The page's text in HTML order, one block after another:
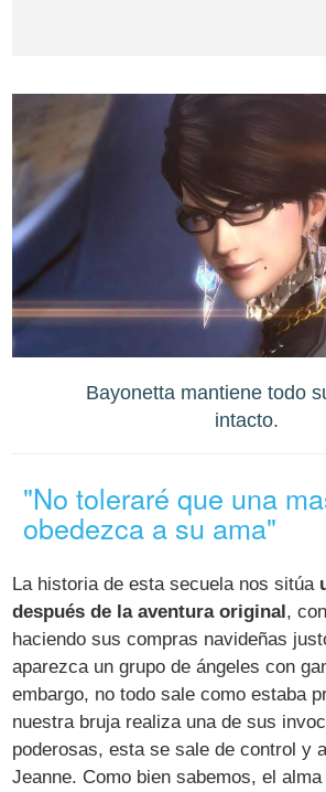
Bayonetta mantiene todo
intacto.
"No toleraré que una
obedezca a su ama"
La historia de esta secuela nos sitúa
después de la aventura original,
haciendo sus compras navideñas
aparezca un grupo de ángeles con
embargo, no todo sale como estaba
nuestra bruja realiza una de sus
poderosas, esta se sale de control y
Jeanne. Como bien sabemos, el